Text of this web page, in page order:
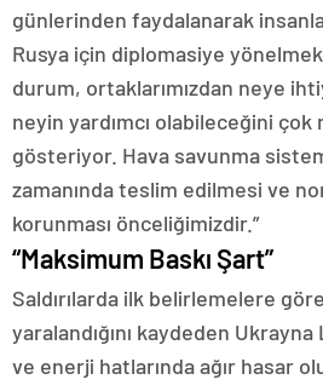
günlerinden faydalanarak
Rusya için diplomasiye
durum, ortaklarımızdan neye
neyin yardımcı olabileceğini
gösteriyor. Hava savunma
zamanında teslim edilmesi ve
korunması önceliğimizdir.”
“Maksimum Baskı Şart”
Saldırılarda ilk belirlemelere
yaralandığını kaydeden
ve enerji hatlarında ağır hasar